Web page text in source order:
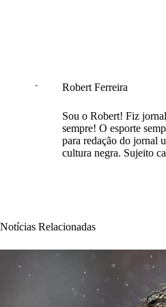
Robert Ferreira
Sou o Robert! Fiz
sempre! O esporte
para redação do jornal
cultura negra. Sujeito
Notícias Relacionadas